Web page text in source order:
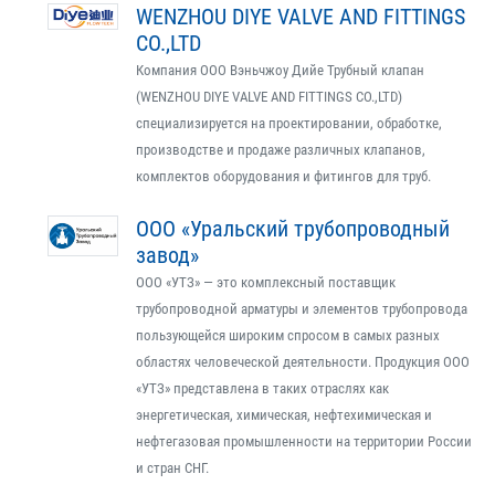
WENZHOU DIYE VALVE AND FITTINGS
CO.,LTD
Компания ООО Вэньчжоу Дийе Трубный клапан
(WENZHOU DIYE VALVE AND FITTINGS CO.,LTD)
специализируется на проектировании, обработке,
производстве и продаже различных клапанов,
комплектов оборудования и фитингов для труб.
ООО «Уральский трубопроводный
завод»
ООО «УТЗ» — это комплексный поставщик
трубопроводной арматуры и элементов трубопровода
пользующейся широким спросом в самых разных
областях человеческой деятельности. Продукция ООО
«УТЗ» представлена в таких отраслях как
энергетическая, химическая, нефтехимическая и
нефтегазовая промышленности на территории России
и стран СНГ.